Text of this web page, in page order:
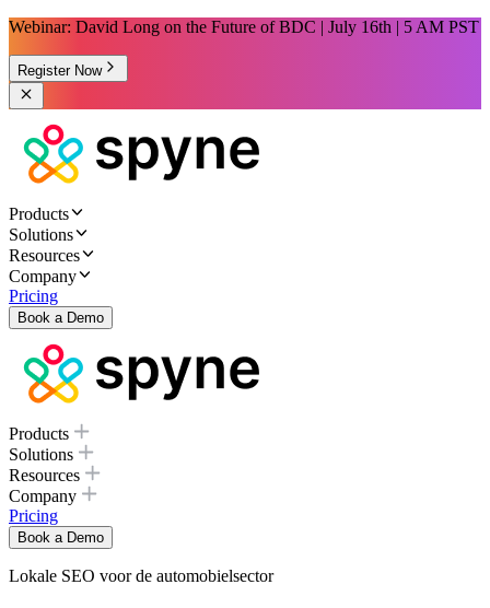
Webinar: David Long on the Future of BDC | July 16th | 5 AM PST
Register Now
Products
Solutions
Resources
Company
Pricing
Book a Demo
Products
Solutions
Resources
Company
Pricing
Book a Demo
Lokale SEO voor de automobielsector